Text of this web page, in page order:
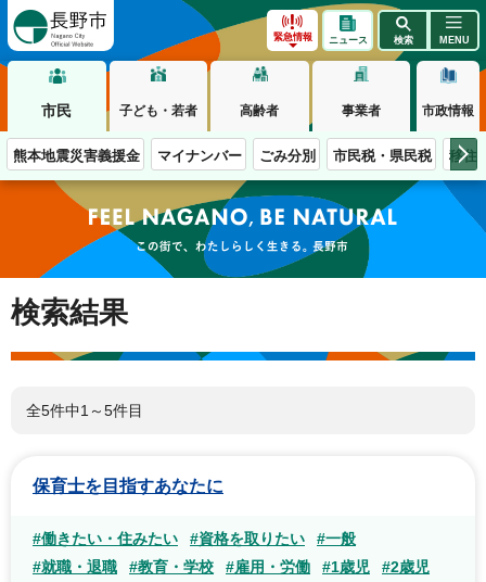
緊急情報 ニュース 検索 MENU
市民 子ども・若者 高齢者 事業者 市政情報
熊本地震災害義援金 マイナンバー ごみ分別 市民税・県民税 移住
この街で、わたしらしく生きる。長野市
検索結果
全5件中1～5件目
保育士を目指すあなたに
#働きたい・住みたい #資格を取りたい
#一般
#就職・退職
#教育・学校 #雇用・労働 #1歳児
#2歳児